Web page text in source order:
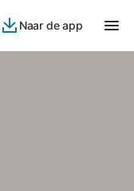
Naar de app